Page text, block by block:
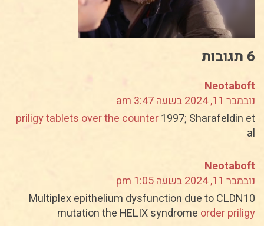
6 תגובות
Neotaboft
נובמבר 11, 2024 בשעה 3:47 am
priligy tablets over the counter1997; Sharafeldin et
al
Neotaboft
נובמבר 11, 2024 בשעה 1:05 pm
Multiplex epithelium dysfunction due to CLDN10
mutation the HELIX syndrome order priligy